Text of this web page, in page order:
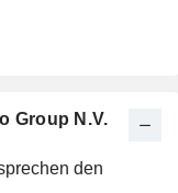
Group N.V.
den